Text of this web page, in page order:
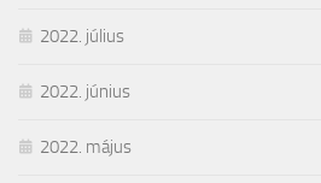
2022. július
2022. június
2022. május